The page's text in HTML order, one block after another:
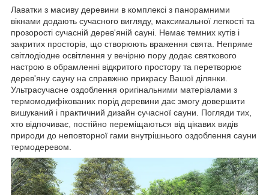
Лаватки з масиву деревини в комплексі з панорамними
вікнами додають сучасного вигляду, максимальної легкості та
прозорості сучасній дерев'яній сауні. Немає темних кутів і
закритих просторів, що створюють враження свята. Непряме
світлодіодне освітлення у вечірню пору додає святкового
настрою в обрамленні відкритого простору та перетворює
дерев'яну сауну на справжню прикрасу Вашої ділянки.
Ультрасучасне оздоблення оригінальними матеріалами з
термомодифікованих порід деревини дає змогу довершити
вишуканий і практичний дизайн сучасної сауни. Погляди тих,
хто відпочиває, постійно переміщаються від цікавих видів
природи до неповторної гами внутрішнього оздоблення сауни
термодеревом.